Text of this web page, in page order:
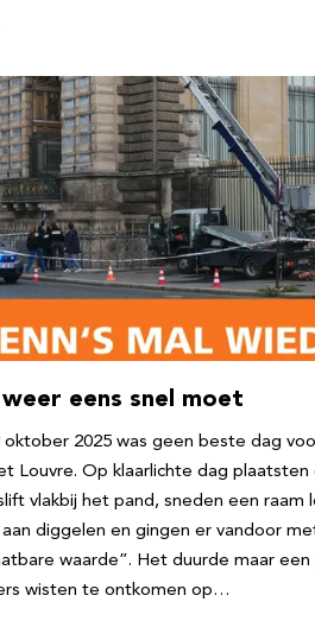
eens snel moet
oktober 2025 was geen beste dag
Louvre. Op klaarlichte dag plaatsten
vlakbij het pand, sneden een raam
diggelen en gingen er vandoor
waarde”. Het duurde maar
wisten te ontkomen op…